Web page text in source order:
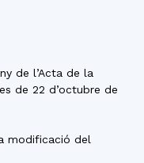
de l’Acta de la
de 22 d’octubre de
modificació del